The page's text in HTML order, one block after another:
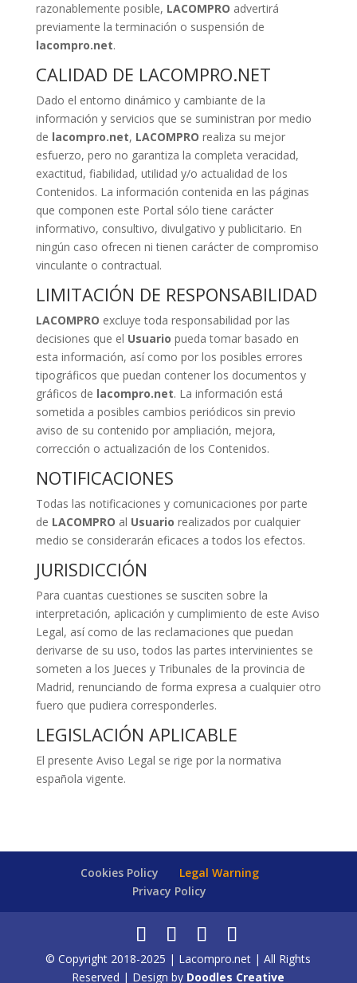
razonablemente posible, LACOMPRO advertirá
previamente la terminación o suspensión de
lacompro.net.
CALIDAD DE LACOMPRO.NET
Dado el entorno dinámico y cambiante de la
información y servicios que se suministran por medio
de lacompro.net, LACOMPRO realiza su mejor
esfuerzo, pero no garantiza la completa veracidad,
exactitud, fiabilidad, utilidad y/o actualidad de los
Contenidos. La información contenida en las páginas
que componen este Portal sólo tiene carácter
informativo, consultivo, divulgativo y publicitario. En
ningún caso ofrecen ni tienen carácter de compromiso
vinculante o contractual.
LIMITACIÓN DE RESPONSABILIDAD
LACOMPRO excluye toda responsabilidad por las
decisiones que el Usuario pueda tomar basado en
esta información, así como por los posibles errores
tipográficos que puedan contener los documentos y
gráficos de lacompro.net. La información está
sometida a posibles cambios periódicos sin previo
aviso de su contenido por ampliación, mejora,
corrección o actualización de los Contenidos.
NOTIFICACIONES
Todas las notificaciones y comunicaciones por parte
de LACOMPRO al Usuario realizados por cualquier
medio se considerarán eficaces a todos los efectos.
JURISDICCIÓN
Para cuantas cuestiones se susciten sobre la
interpretación, aplicación y cumplimiento de este Aviso
Legal, así como de las reclamaciones que puedan
derivarse de su uso, todos las partes intervinientes se
someten a los Jueces y Tribunales de la provincia de
Madrid, renunciando de forma expresa a cualquier otro
fuero que pudiera corresponderles.
LEGISLACIÓN APLICABLE
El presente Aviso Legal se rige por la normativa
española vigente.
Cookies Policy
Legal Warning
Privacy Policy
© Copyright 2018-2025 | Lacompro.net | All Rights
Reserved | Design by Doodles Creative